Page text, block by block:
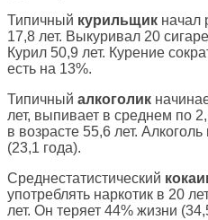
Типичный курильщик начал
17,8 лет. Выкуривал 20
Курил 50,9 лет. Курение
есть на 13%.
Типичный алкоголик
лет, выпивает в среднем по
в возрасте 55,6 лет.
(23,1 года).
Среднестатистический
употреблять наркотик в 20
лет. Он теряет 44% жизни